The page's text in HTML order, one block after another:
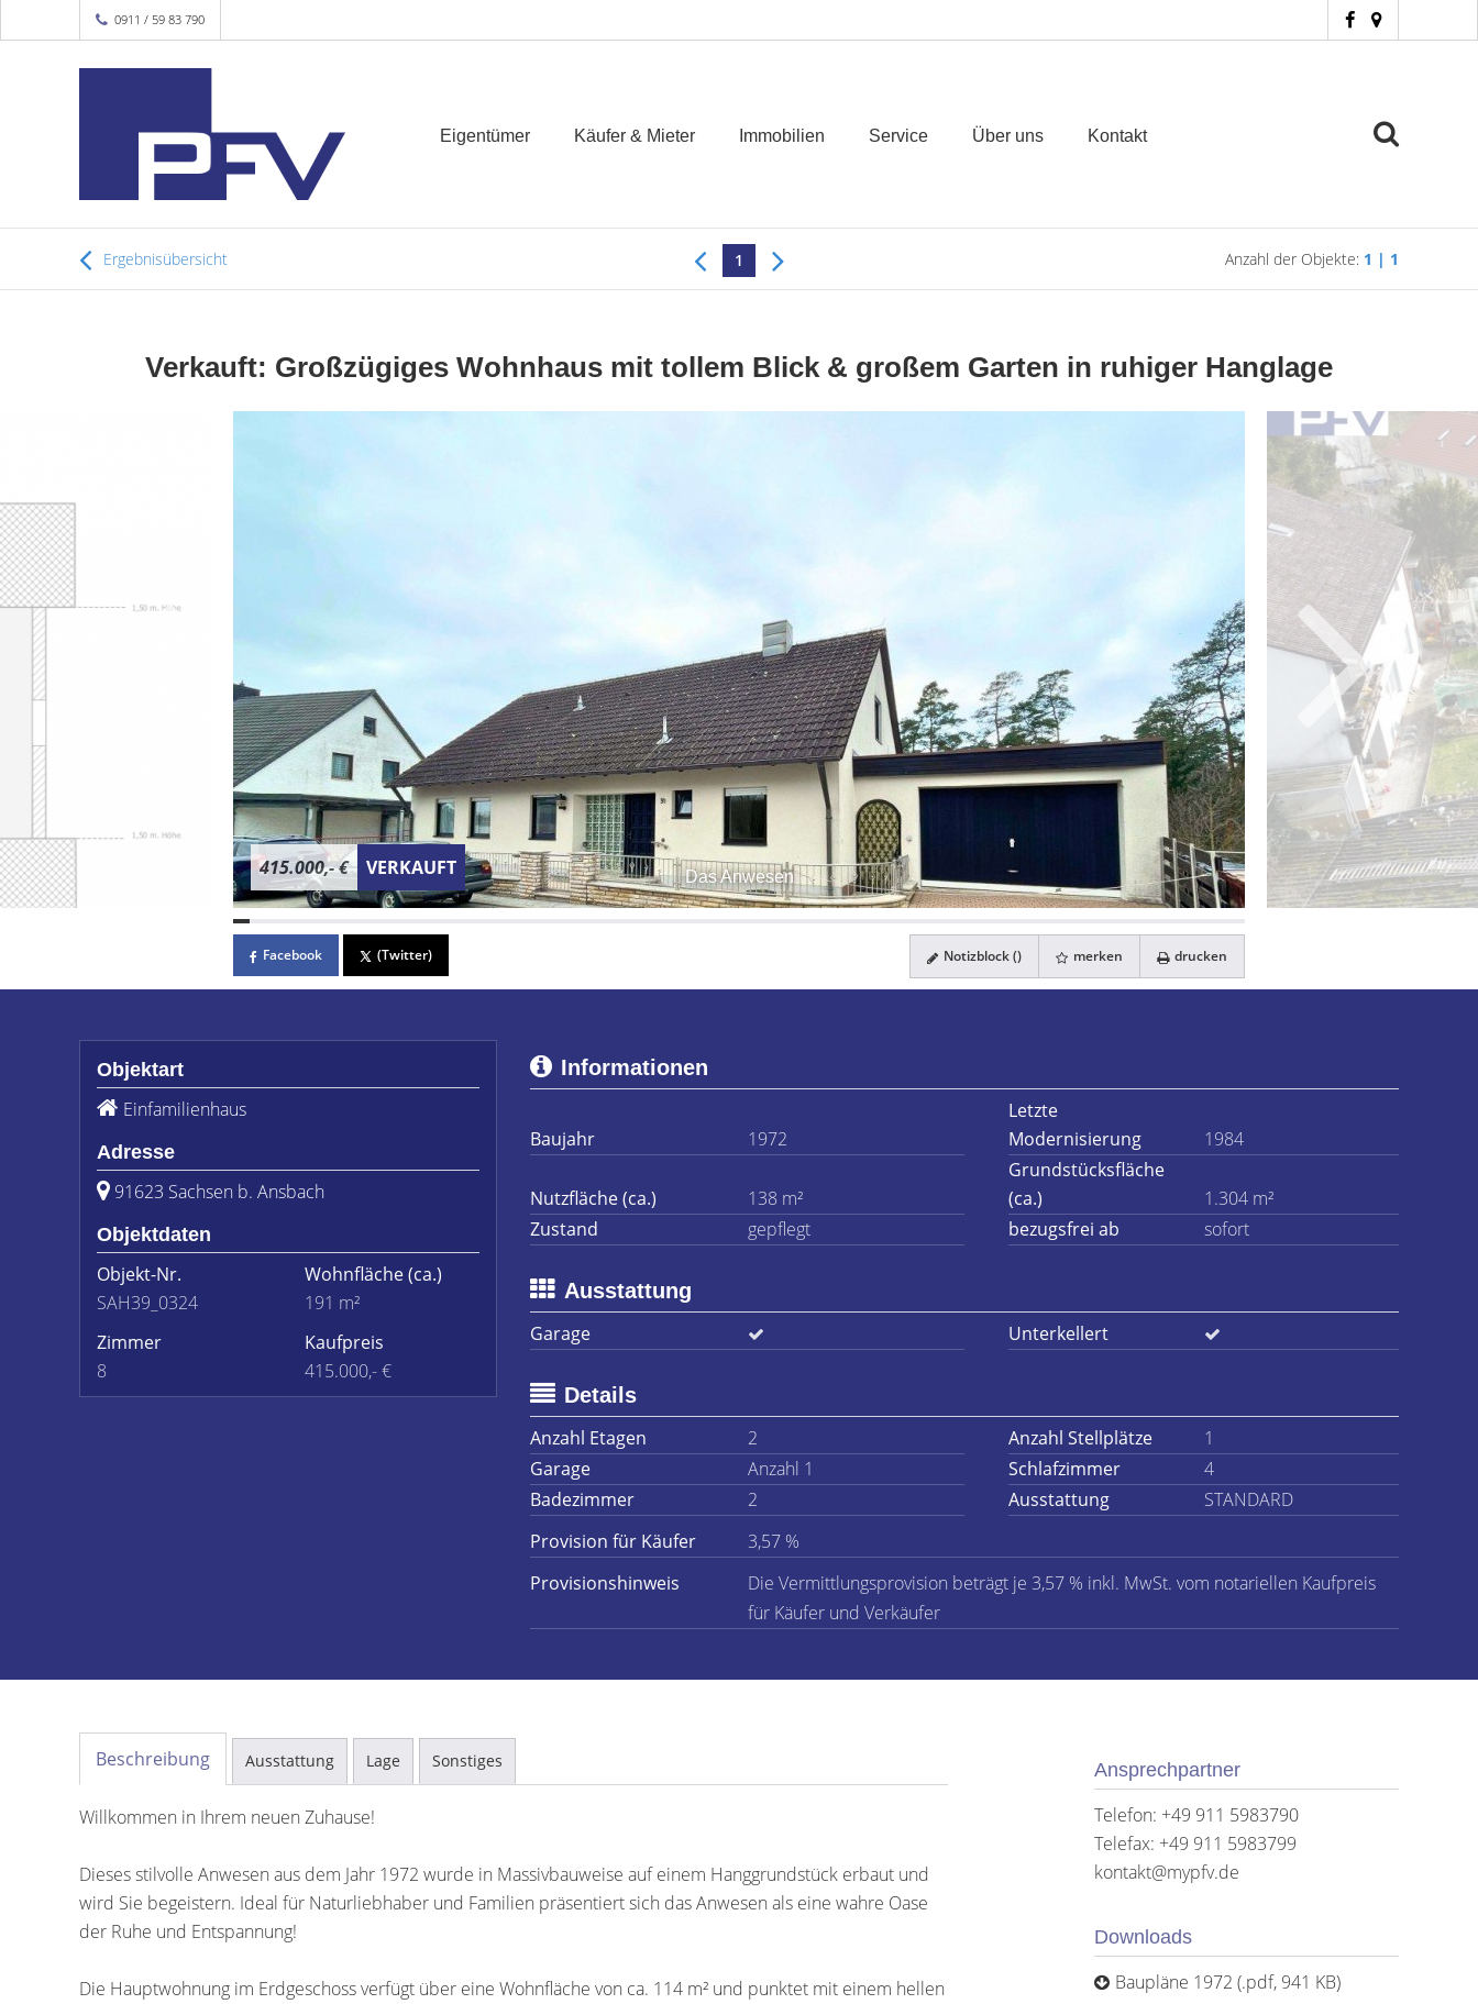
0911 / 59 83 790
Eigentümer Käufer & Mieter Immobilien Service Über uns Kontakt
Ergebnisübersicht 1 Anzahl der Objekte: 1 | 1
Verkauft: Großzügiges Wohnhaus mit tollem Blick & großem Garten in ruhiger Hanglage
Das Anwesen
415.000,- € VERKAUFT
Facebook (Twitter) Notizblock () merken drucken
Objektart
Einfamilienhaus
Adresse
91623 Sachsen b. Ansbach
Objektdaten
Objekt-Nr.
SAH39_0324
Wohnfläche(ca.)
191 m²
Zimmer
8
Kaufpreis
415.000,- €
Informationen
Baujahr 1972
Letzte
Modernisierung
1984
Nutzfläche (ca.) 138 m²
Grundstücksfläche
(ca.)
1.304 m²
Zustand
gepflegt bezugsfrei ab sofort
Ausstattung
Garage
Unterkellert
Details
Anzahl Etagen
2 Anzahl Stellplätze
1
Garage
Anzahl 1 Schlafzimmer
4
Badezimmer
2 Ausstattung
STANDARD
Provision für Käufer
3,57 %
Provisionshinweis
Die Vermittlungsprovision beträgt je 3,57 % inkl. MwSt. vom notariellen Kaufpreis
für Käufer und Verkäufer
Beschreibung Ausstattung Lage Sonstiges
Willkommen in Ihrem neuen Zuhause!
Dieses stilvolle Anwesen aus dem Jahr 1972 wurde in Massivbauweise auf einem Hanggrundstück erbaut und
wird Sie begeistern. Ideal für Naturliebhaber und Familien präsentiert sich das Anwesen als eine wahre Oase
der Ruhe und Entspannung!
Die Hauptwohnung im Erdgeschoss verfügt über eine Wohnfläche von ca. 114 m² und punktet mit einem hellen
Ansprechpartner
Telefon: +49 911 5983790
Telefax: +49 911 5983799
kontakt@mypfv.de
Downloads
Baupläne 1972 (.pdf, 941 KB)